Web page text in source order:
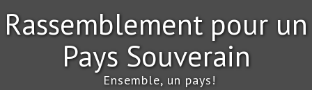
Rassemblement pour un
Pays Souverain
Ensemble, un pays!